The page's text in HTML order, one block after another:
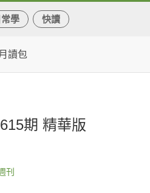
常學 快讀
讀包
期 精華版
刊